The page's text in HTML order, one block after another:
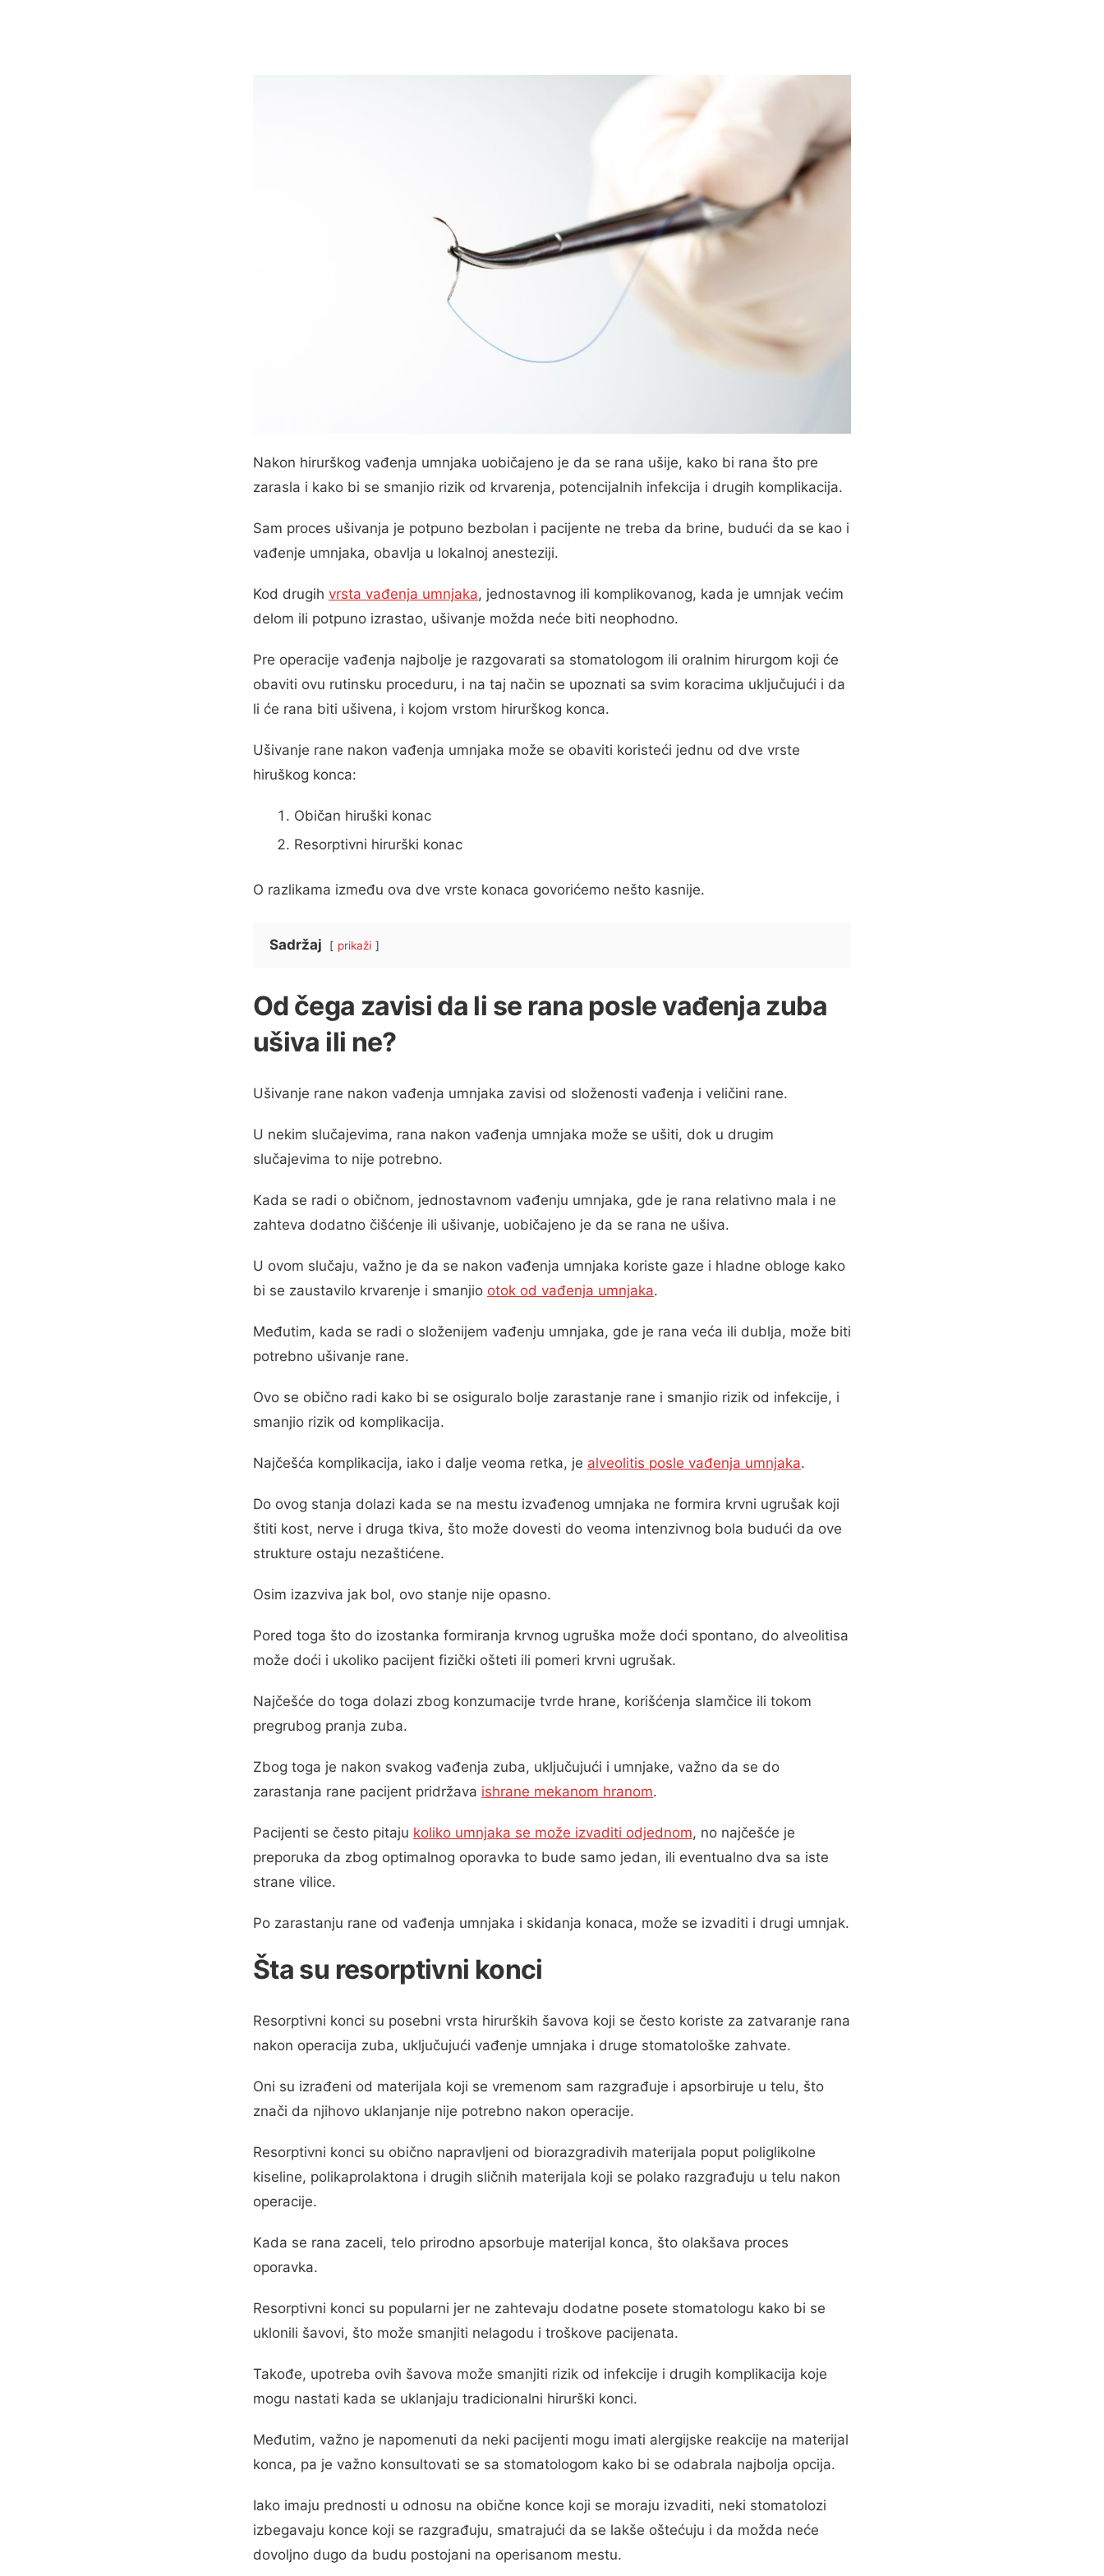
Nakon hirurškog vađenja umnjaka uobičajeno je da se rana ušije, kako bi rana što pre
zarasla i kako bi se smanjio rizik od krvarenja, potencijalnih infekcija i drugih komplikacija.
Sam proces ušivanja je potpuno bezbolan i pacijente ne treba da brine, budući da se kao i
vađenje umnjaka, obavlja u lokalnoj anesteziji.
Kod drugih vrsta vađenja umnjaka, jednostavnog ili komplikovanog, kada je umnjak većim
delom ili potpuno izrastao, ušivanje možda neće biti neophodno.
Pre operacije vađenja najbolje je razgovarati sa stomatologom ili oralnim hirurgom koji će
obaviti ovu rutinsku proceduru, i na taj način se upoznati sa svim koracima uključujući i da
li će rana biti ušivena, i kojom vrstom hirurškog konca.
Ušivanje rane nakon vađenja umnjaka može se obaviti koristeći jednu od dve vrste
hiruškog konca:
Običan hiruški konac
Resorptivni hirurški konac
O razlikama između ova dve vrste konaca govorićemo nešto kasnije.
Sadržaj prikaži
Od čega zavisi da li se rana posle vađenja zuba
ušiva ili ne?
Ušivanje rane nakon vađenja umnjaka zavisi od složenosti vađenja i veličini rane.
U nekim slučajevima, rana nakon vađenja umnjaka može se ušiti, dok u drugim
slučajevima to nije potrebno.
Kada se radi o običnom, jednostavnom vađenju umnjaka, gde je rana relativno mala i ne
zahteva dodatno čišćenje ili ušivanje, uobičajeno je da se rana ne ušiva.
U ovom slučaju, važno je da se nakon vađenja umnjaka koriste gaze i hladne obloge kako
bi se zaustavilo krvarenje i smanjio otok od vađenja umnjaka.
Međutim, kada se radi o složenijem vađenju umnjaka, gde je rana veća ili dublja, može biti
potrebno ušivanje rane.
Ovo se obično radi kako bi se osiguralo bolje zarastanje rane i smanjio rizik od infekcije, i
smanjio rizik od komplikacija.
Najčešća komplikacija, iako i dalje veoma retka, je alveolitis posle vađenja umnjaka.
Do ovog stanja dolazi kada se na mestu izvađenog umnjaka ne formira krvni ugrušak koji
štiti kost, nerve i druga tkiva, što može dovesti do veoma intenzivnog bola budući da ove
strukture ostaju nezaštićene.
Osim izazviva jak bol, ovo stanje nije opasno.
Pored toga što do izostanka formiranja krvnog ugruška može doći spontano, do alveolitisa
može doći i ukoliko pacijent fizički ošteti ili pomeri krvni ugrušak.
Najčešće do toga dolazi zbog konzumacije tvrde hrane, korišćenja slamčice ili tokom
pregrubog pranja zuba.
Zbog toga je nakon svakog vađenja zuba, uključujući i umnjake, važno da se do
zarastanja rane pacijent pridržava ishrane mekanom hranom.
Pacijenti se često pitaju koliko umnjaka se može izvaditi odjednom, no najčešće je
preporuka da zbog optimalnog oporavka to bude samo jedan, ili eventualno dva sa iste
strane vilice.
Po zarastanju rane od vađenja umnjaka i skidanja konaca, može se izvaditi i drugi umnjak.
Šta su resorptivni konci
Resorptivni konci su posebni vrsta hirurških šavova koji se često koriste za zatvaranje rana
nakon operacija zuba, uključujući vađenje umnjaka i druge stomatološke zahvate.
Oni su izrađeni od materijala koji se vremenom sam razgrađuje i apsorbiruje u telu, što
znači da njihovo uklanjanje nije potrebno nakon operacije.
Resorptivni konci su obično napravljeni od biorazgradivih materijala poput poliglikolne
kiseline, polikaprolaktona i drugih sličnih materijala koji se polako razgrađuju u telu nakon
operacije.
Kada se rana zaceli, telo prirodno apsorbuje materijal konca, što olakšava proces
oporavka.
Resorptivni konci su popularni jer ne zahtevaju dodatne posete stomatologu kako bi se
uklonili šavovi, što može smanjiti nelagodu i troškove pacijenata.
Takođe, upotreba ovih šavova može smanjiti rizik od infekcije i drugih komplikacija koje
mogu nastati kada se uklanjaju tradicionalni hirurški konci.
Međutim, važno je napomenuti da neki pacijenti mogu imati alergijske reakcije na materijal
konca, pa je važno konsultovati se sa stomatologom kako bi se odabrala najbolja opcija.
Iako imaju prednosti u odnosu na obične konce koji se moraju izvaditi, neki stomatolozi
izbegavaju konce koji se razgrađuju, smatrajući da se lakše oštećuju i da možda neće
dovoljno dugo da budu postojani na operisanom mestu.